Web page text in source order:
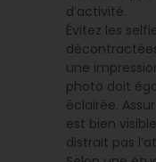
d’activité.
Évitez les
une
photo doit
éclairée.
est bien
distrait pas